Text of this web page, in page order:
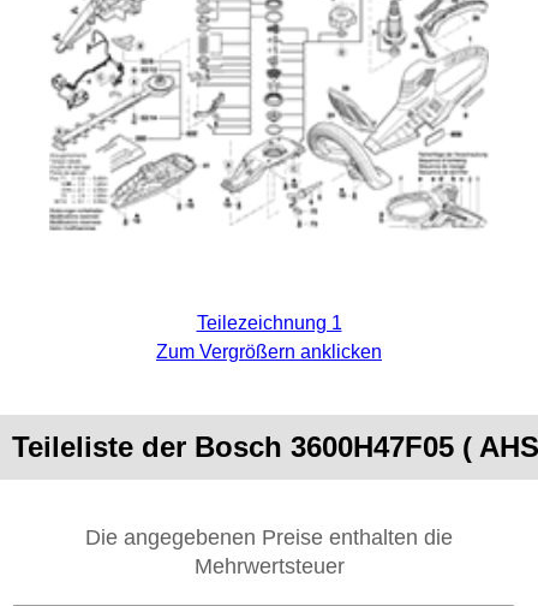
Teilezeichnung 1
Zum Vergrößern anklicken
Teileliste der Bosch 3600H47F05 (
Die angegebenen Preise enthalten die
Mehrwertsteuer